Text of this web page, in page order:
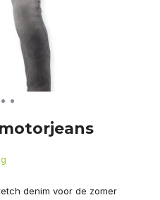
denim voor de zomer